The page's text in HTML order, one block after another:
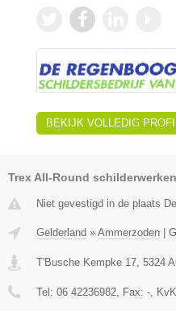
BEKIJK VOLLEDIG
Trex All-Round schilderwerken
Niet gevestigd in de plaats
Gelderland » Ammerzoden
T'Busche Kempke 17, 5324
Tel: 06 42236982, Fax: -,